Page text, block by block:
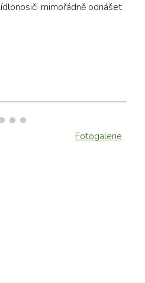
mimořádně odnášet
Fotogalerie